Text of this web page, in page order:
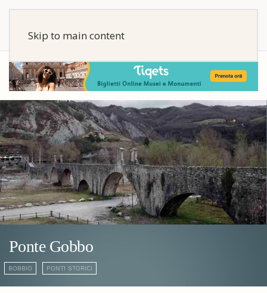
Skip to main content
Ponte Gobbo
BOBBIO PONTI STORICI